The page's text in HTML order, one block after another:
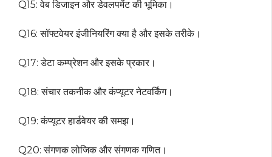
Q15: वेब डिजाइन और डेवलपमेंट की भूमिका।
Q16: सॉफ्टवेयर इंजीनियरिंग क्या है और इसके तरीके।
Q17: डेटा कम्प्रेशन और इसके प्रकार।
Q18: संचार तकनीक और कंप्यूटर नेटवर्किंग।
Q19: कंप्यूटर हार्डवेयर की समझ।
Q20: संगणक लोजिक और संगणक गणित।